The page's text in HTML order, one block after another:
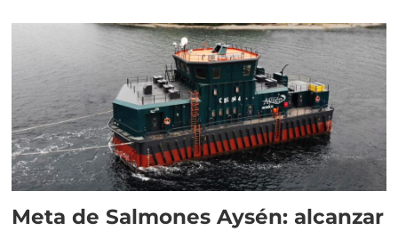
Meta de Salmones Aysén: alcanzar